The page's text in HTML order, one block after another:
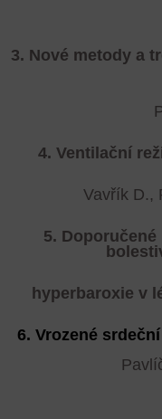
3. Nové metody a
4. Ventilační
Vavřík D.,
5.
hyperbaroxie v
6. Vrozené